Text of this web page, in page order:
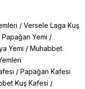
/ Versele Laga Kuş
Papağan Yemi /
Yemi / Muhabbet
/ Papağan Kafesi
Kuş Kafesi /